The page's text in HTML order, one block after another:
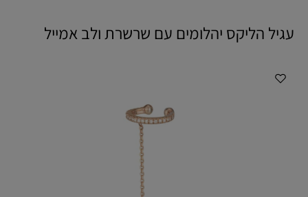
עגיל הליקס יהלומים עם שרשרת ולב אמייל